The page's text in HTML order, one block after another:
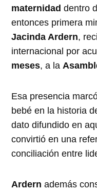
maternidad dentro
entonces primera
Jacinda Ardern,
internacional por
meses, a la
Esa presencia
bebé en la historia
dato difundido en
convirtió en una
conciliación entre
Ardern además